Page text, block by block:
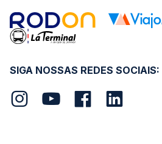
SIGA NOSSAS REDES SOCIAIS: